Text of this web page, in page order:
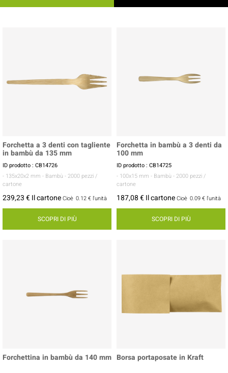
Forchetta a 3 denti con tagliente
in bambù da 135 mm
ID prodotto : CB14726
- 135x20x2 mm - Bambù - 2000 pezzi /
cartone
239,23 € Il cartoneCioè 0.12 € l'unità
SCOPRI DI PIÙ
Forchetta in bambù a 3 denti da
100 mm
ID prodotto : CB14725
- 100x15 mm - Bambù - 2000 pezzi /
cartone
187,08 € Il cartoneCioè 0.09 € l'unità
SCOPRI DI PIÙ
Forchettina in bambù da 140 mm Borsa portaposate in Kraft